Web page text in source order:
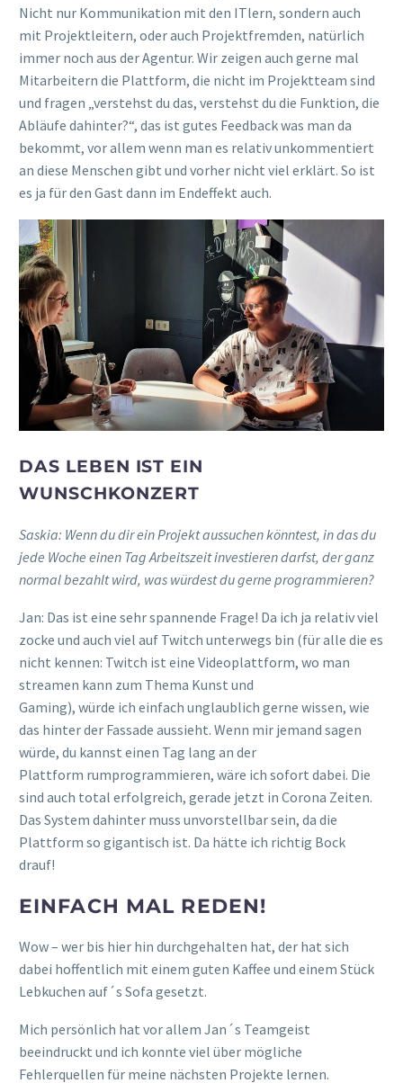
Nicht nur Kommunikation mit den ITlern, sondern auch
mit Projektleitern, oder auch Projektfremden, natürlich
immer noch aus der Agentur. Wir zeigen auch gerne mal
Mitarbeitern die Plattform, die nicht im Projektteam sind
und fragen „verstehst du das, verstehst du die Funktion, die
Abläufe dahinter?“, das ist gutes Feedbackwas man da
bekommt, vor allem wenn man es relativ unkommentiert
an diese Menschen gibt und vorher nicht viel erklärt. So ist
es ja fürden Gast dann im Endeffekt auch.
DAS LEBEN IST EIN
WUNSCHKONZERT
Saskia: Wenn du dir ein Projekt aussuchen könntest, in das du
jede Woche einen Tag Arbeitszeit investieren darfst, der ganz
normal bezahlt wird, was würdest du gerne programmieren?
Jan: Das ist eine sehr spannende Frage! Da ich ja relativviel
zocke und auch viel auf Twitch unterwegs bin (für alle die es
nicht kennen: Twitch ist eine Videoplattform, wo man
streamen kann zum Thema Kunst und
Gaming), würde ich einfach unglaublich gerne wissen, wie
das hinter der Fassade aussieht. Wenn mir jemand sagen
würde, du kannst einen Tag lang an der
Plattform rumprogrammieren, wäre ich sofort dabei. Die
sind auch total erfolgreich, gerade jetzt in Corona Zeiten.
Das System dahinter muss unvorstellbar sein, da die
Plattform so gigantisch ist. Da hätte ich richtig Bock
drauf!
EINFACH MAL REDEN!
Wow – wer bis hier hin durchgehalten hat, der hat sich
dabei hoffentlich mit einem guten Kaffee und einem Stück
Lebkuchen auf´s Sofa gesetzt.
Mich persönlich hat vor allem Jan´s Teamgeist
beeindruckt und ich konnte viel über mögliche
Fehlerquellen für meine nächsten Projekte lernen.